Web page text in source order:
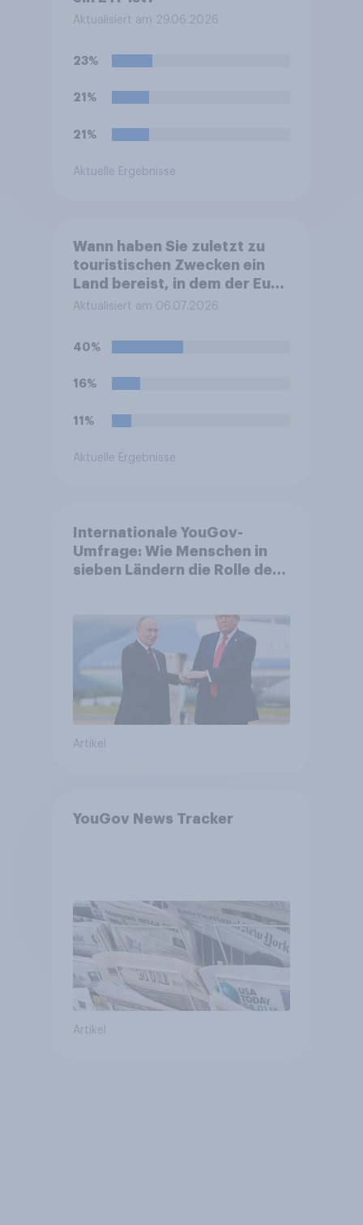
Aktualisiert am 29.06.2026
23%
21%
21%
Aktuelle Ergebnisse
Wann haben Sie zuletzt zu
touristischen Zwecken ein
Land bereist, in dem der Euro
nicht die offizielle Währung
Aktualisiert am 06.07.2026
40%
16%
11%
Aktuelle Ergebnisse
Internationale YouGov-
Umfrage: Wie Menschen in
sieben Ländern die Rolle der
Bedrohungen und Bündnisse
bewerten
Artikel
YouGov News Tracker
Artikel